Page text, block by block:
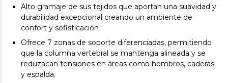
Alto gramaje de sus tejidos que aportan una suavidad y
durabilidad excepcional creando un ambiente de
confort y sofisticación
Ofrece 7 zonas de soporte diferenciadas, permitiendo
que la columna vertebral se mantenga alineada y se
reduzacan tensiones en áreas como hombros, caderas
y espalda.